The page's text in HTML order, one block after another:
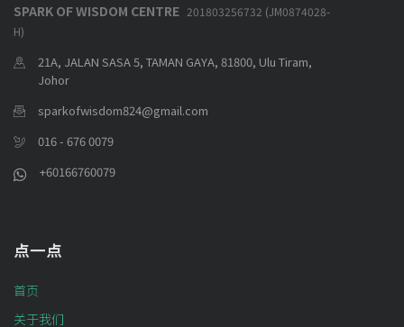
SPARK OF WISDOM CENTRE 201803256732 (JM0874028-
H)
21A, JALAN SASA 5, TAMAN GAYA, 81800, Ulu Tiram,
Johor
sparkofwisdom824@gmail.com
016 - 676 0079
+60166760079
点一点
首页
关于我们